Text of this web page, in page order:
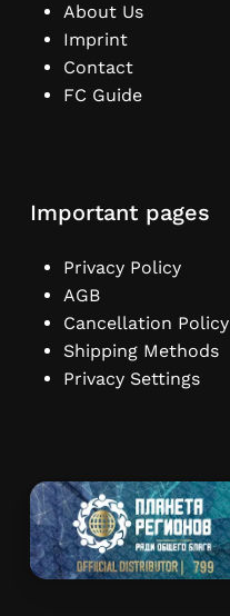
Subtotal:
About Us
Imprint
Contact
FC Guide
Important pages
Privacy Policy
AGB
Cancellation Policy
Shipping Methods
Privacy Settings